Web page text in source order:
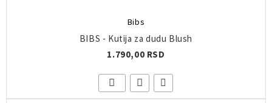
Bibs
BIBS - Kutija za dudu Blush
1.790,00 RSD